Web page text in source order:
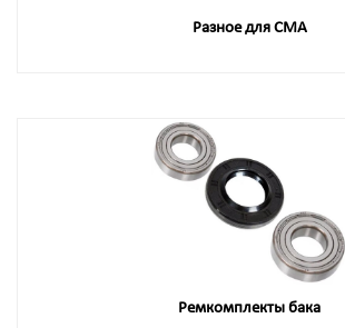
Разное для СМА
Ремкомплекты бака